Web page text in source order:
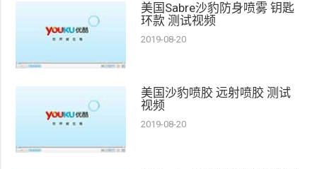
美国Sabre沙豹防身喷雾 钥匙
环款 测试视频
2019-08-20
美国沙豹喷胶 远射喷胶 测试
视频
2019-08-20